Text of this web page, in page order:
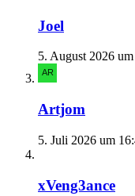
Joel
5. August 2026
Artjom
5. Juli 2026 um
xVeng3ance